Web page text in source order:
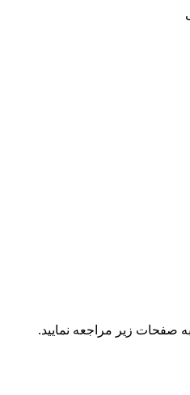
زیر مراجعه نمایید.